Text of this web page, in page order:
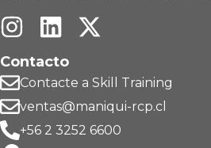
Contacto
Contacte a Skill Training
ventas@maniqui-rcp.cl
+56 2 3252 6600